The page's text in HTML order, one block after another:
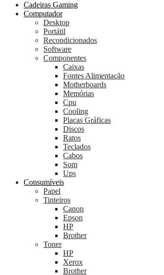
Cadeiras Gaming
Computador
Desktop
Portátil
Recondicionados
Software
Componentes
Caixas
Fontes Alimentação
Motherboards
Memórias
Cpu
Cooling
Placas Gráficas
Discos
Ratos
Teclados
Cabos
Som
Ups
Consumíveis
Papel
Tinteiros
Canon
Epson
HP
Brother
Toner
HP
Xerox
Brother